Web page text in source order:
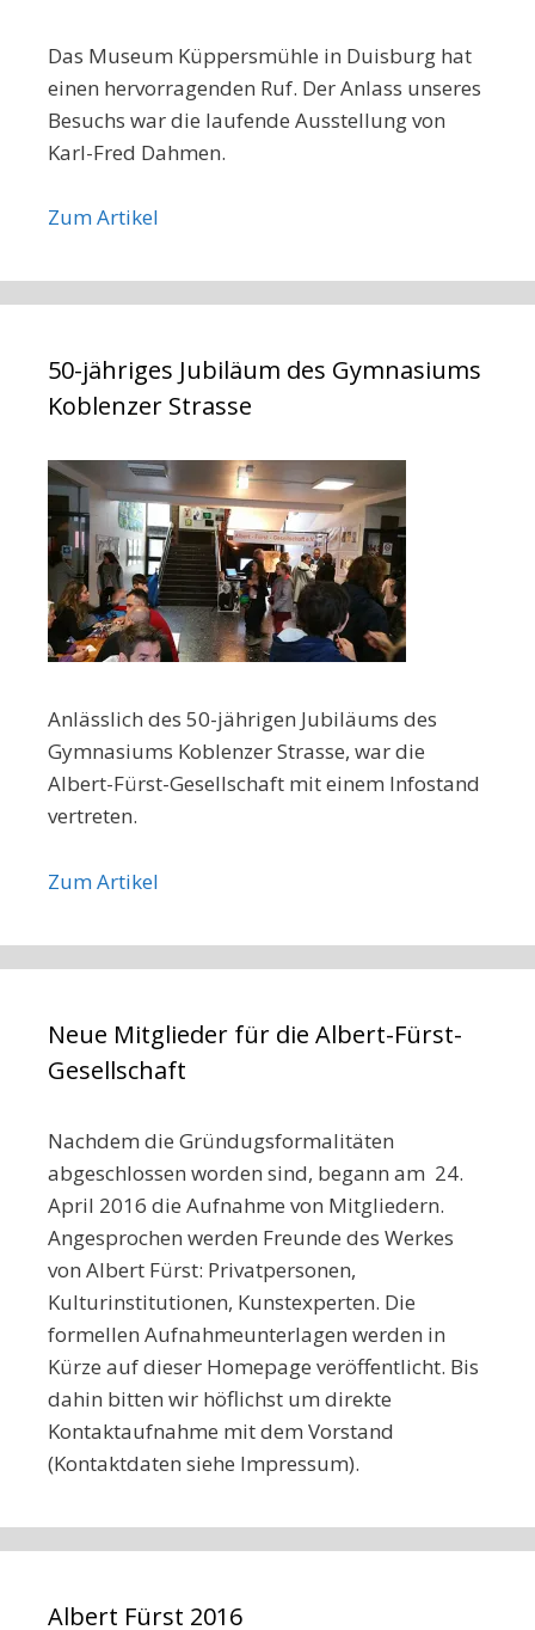
Das Museum Küppersmühle in Duisburg hat
einen hervorragenden Ruf. Der Anlass unseres
Besuchs war die laufende Ausstellung von
Karl-Fred Dahmen.
Zum Artikel
50-jähriges Jubiläum des Gymnasiums
Koblenzer Strasse
Anlässlich des 50-jährigen Jubiläums des
Gymnasiums Koblenzer Strasse, war die
Albert-Fürst-Gesellschaft mit einem Infostand
vertreten.
Zum Artikel
Neue Mitglieder für die Albert-Fürst-
Gesellschaft
Nachdem die Gründugsformalitäten
abgeschlossen worden sind, begann am 24.
April 2016 die Aufnahme von Mitgliedern.
Angesprochen werden Freunde des Werkes
von Albert Fürst: Privatpersonen,
Kulturinstitutionen, Kunstexperten. Die
formellen Aufnahmeunterlagen werden in
Kürze auf dieser Homepage veröffentlicht. Bis
dahin bitten wir höflichst um direkte
Kontaktaufnahme mit dem Vorstand
(Kontaktdaten siehe Impressum).
Albert Fürst 2016